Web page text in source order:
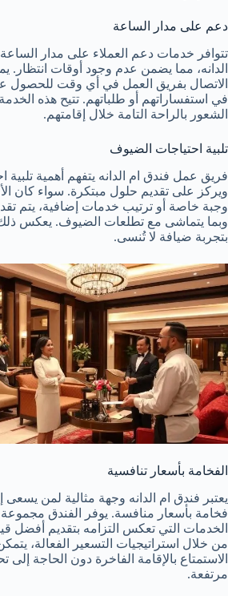
دعم على مدار الساعة
تتوافر خدمات دعم العملاء على مدار
الدانه، مما يضمن عدم وجود أوقات انتظار.
الاتصال بفريق العمل في أي وقت للحصول
في استفساراتهم أو طلباتهم. تتيح هذه الخدمة
الشعور بالراحة التامة خلال إقامتهم.
تلبية احتياجات الضيوف
فريق عمل فندق ام الدانه يتفهم أهمية تلبية
ويركز على تقديم حلول مبتكرة. سواء كان
وجبة خاصة أو ترتيب خدمات إضافية، يتم
وبما يتماشى مع تطلعات الضيوف. يعكس ذلك
بتجربة ضيافة لا تُنسى.
الفخامة بأسعار تنافسية
يعتبر فندق ام الدانه وجهة مثالية لمن
فخامة بأسعار منافسة. يوفر الفندق
الخدمات التي تعكس التزامه بتقديم أفضل
من خلال استراتيجيات التسعير الفعالة،
الاستمتاع بالإقامة الفاخرة دون الحاجة إلى
مرتفعة.